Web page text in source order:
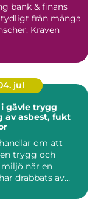
bank & finans
från många
Kraven
jul
trygg
av asbest, fukt
om att
trygg och
när en
drabbats av